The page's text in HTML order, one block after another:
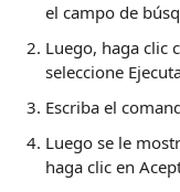
el campo de
Luego, haga clic
seleccione
Escriba el
Luego se le
haga clic en